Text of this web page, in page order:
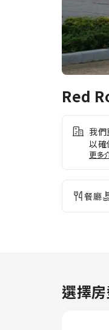
Red
我們
以確
同事
以全
遊住
場。
用
本必
驗
更多
餐廳
選擇